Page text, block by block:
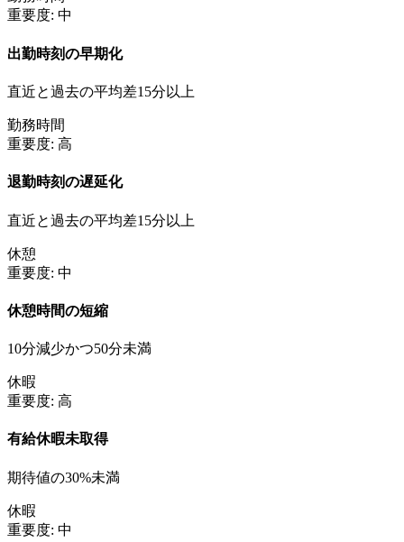
重要度: 中
出勤時刻の早期化
直近と過去の平均差15分以上
勤務時間
重要度: 高
退勤時刻の遅延化
直近と過去の平均差15分以上
休憩
重要度: 中
休憩時間の短縮
10分減少かつ50分未満
休暇
重要度: 高
有給休暇未取得
期待値の30%未満
休暇
重要度: 中